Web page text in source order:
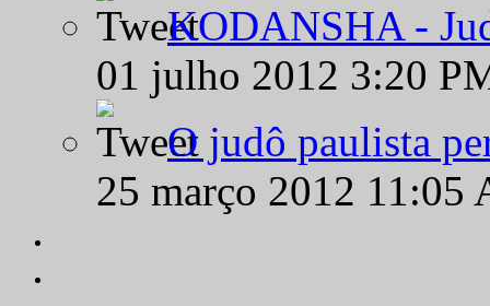
KODANSHA -
01 julho 2012 3:20
O judô paulista
25 março 2012